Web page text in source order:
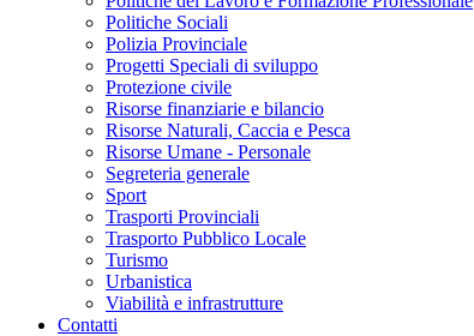
Politiche Sociali
Polizia Provinciale
Progetti Speciali di sviluppo
Protezione civile
Risorse finanziarie e bilancio
Risorse Naturali, Caccia e Pesca
Risorse Umane - Personale
Segreteria generale
Sport
Trasporti Provinciali
Trasporto Pubblico Locale
Turismo
Urbanistica
Viabilità e infrastrutture
Contatti